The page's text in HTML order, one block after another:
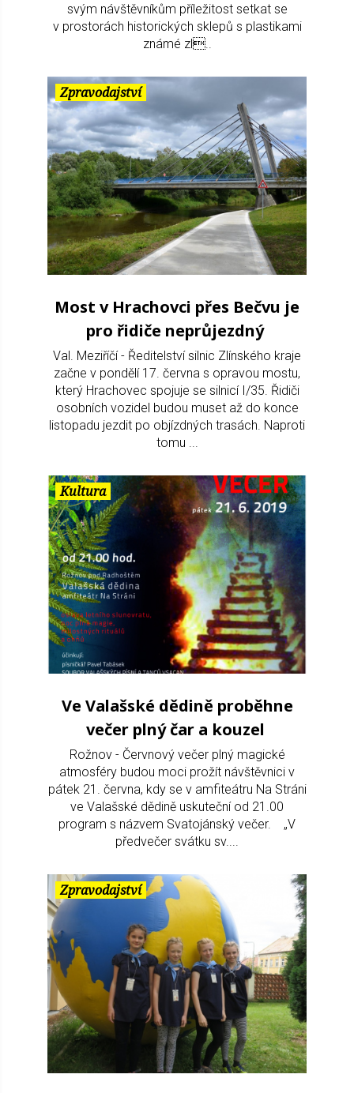
svým návštěvníkům příležitost setkat se
v prostorách historických sklepů s plastikami
známé zl..
Zpravodajství
Most v Hrachovci přes Bečvu je
pro řidiče neprůjezdný
Val. Meziříčí - Ředitelství silnic Zlínského kraje
začne v pondělí 17. června s opravou mostu,
který Hrachovec spojuje se silnicí I/35. Řidiči
osobních vozidel budou muset až do konce
listopadu jezdit po objízdných trasách. Naproti
tomu ...
Kultura
Ve Valašské dědině proběhne
večer plný čar a kouzel
Rožnov - Červnový večer plný magické
atmosféry budou moci prožít návštěvnici v
pátek 21. června, kdy se v amfiteátru Na Stráni
ve Valašské dědině uskuteční od 21.00
program s názvem Svatojánský večer. „V
předvečer svátku sv....
Zpravodajství